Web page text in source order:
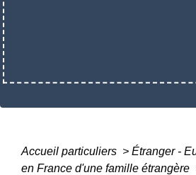
Accueil particuliers > Étranger -
en France d'une famille étrangère